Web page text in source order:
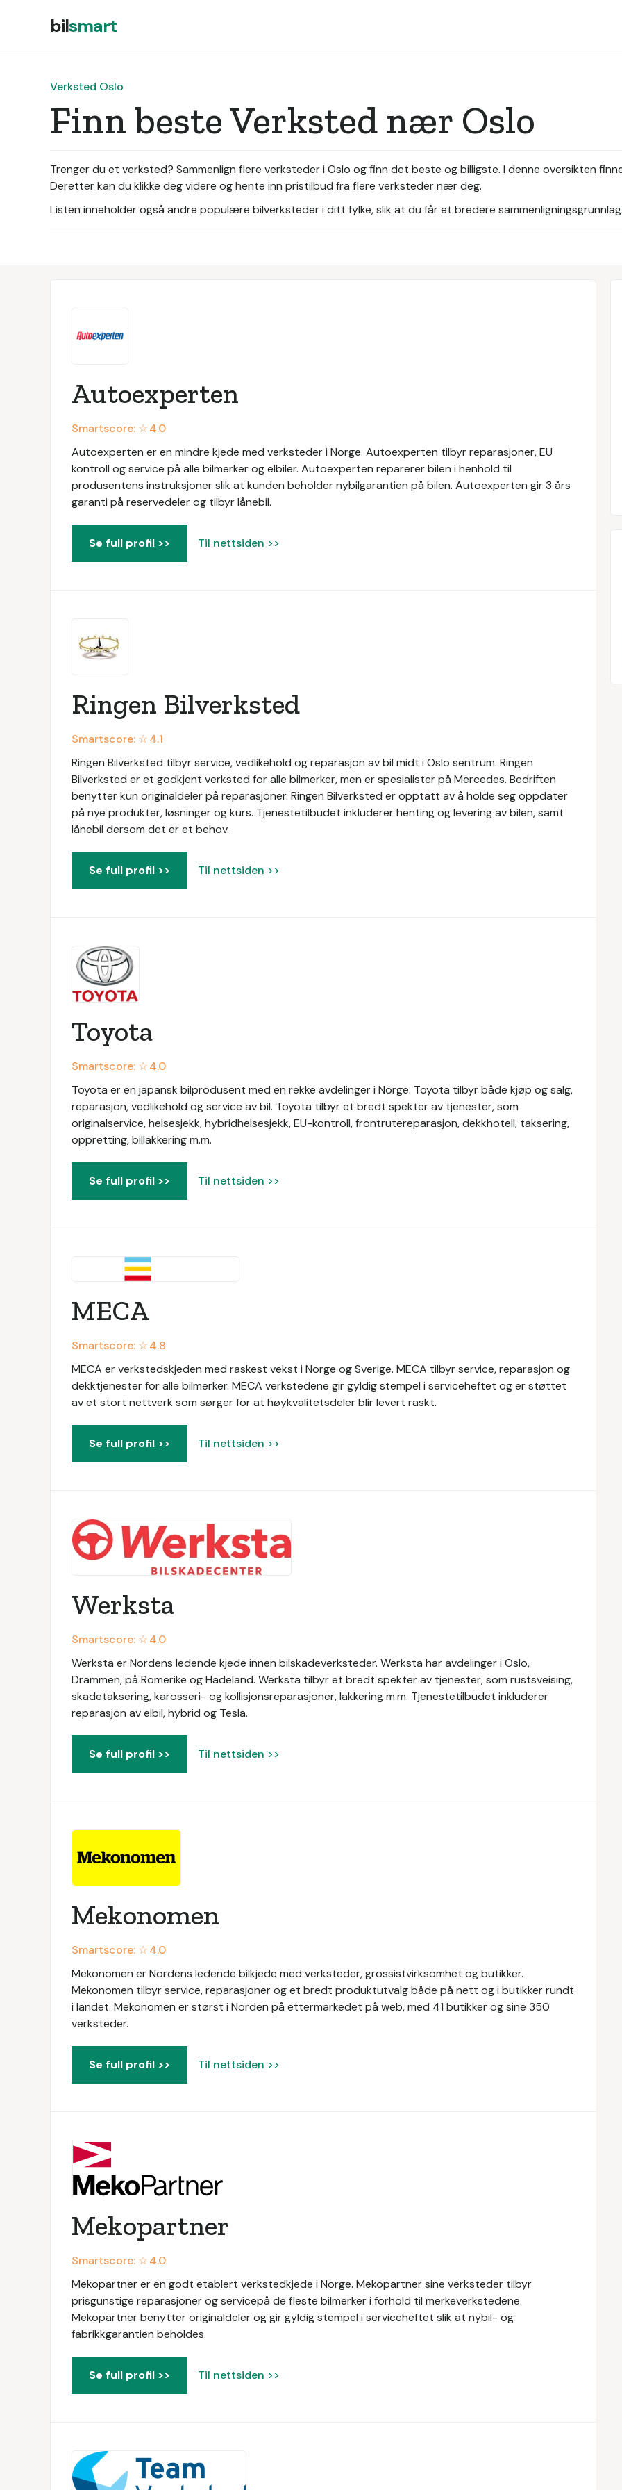
bilsmart
Verksted Oslo
Finn beste Verksted nær Oslo
Trenger du et verksted? Sammenlign flere verksteder i Oslo og finn det beste og billigste. I denne oversikten
Deretter kan du klikke deg videre og hente inn pristilbud fra flere verksteder nær deg.
Listen inneholder også andre populære bilverksteder i ditt fylke, slik at du får et bredere sammenligningsgrunnlag.
Autoexperten
Smartscore: ☆4.0
Autoexperten er en mindre kjede med verksteder i Norge. Autoexperten tilbyr reparasjoner, EU
kontroll og service på alle bilmerker og elbiler. Autoexperten reparerer bilen i henhold til
produsentens instruksjoner slik at kunden beholder nybilgarantien på bilen. Autoexperten gir 3 års
garanti på reservedeler og tilbyr lånebil.
Se full profil >> Til nettsiden >>
Ringen Bilverksted
Smartscore: ☆4.1
Ringen Bilverksted tilbyr service, vedlikehold og reparasjon av bil midt i Oslo sentrum. Ringen
Bilverksted er et godkjent verksted for alle bilmerker, men er spesialister på Mercedes. Bedriften
benytter kun originaldeler på reparasjoner. Ringen Bilverksted er opptatt av å holde seg oppdater
på nye produkter, løsninger og kurs. Tjenestetilbudet inkluderer henting og levering av bilen, samt
lånebil dersom det er et behov.
Se full profil >> Til nettsiden >>
Toyota
Smartscore: ☆4.0
Toyota er en japansk bilprodusent med en rekke avdelinger i Norge. Toyota tilbyr både kjøp og salg,
reparasjon, vedlikehold og service av bil. Toyota tilbyr et bredt spekter av tjenester, som
originalservice, helsesjekk, hybridhelsesjekk, EU-kontroll, frontrutereparasjon, dekkhotell, taksering,
oppretting, billakkering m.m.
Se full profil >> Til nettsiden >>
MECA
Smartscore: ☆4.8
MECA er verkstedskjeden med raskest vekst i Norge og Sverige. MECA tilbyr service, reparasjon og
dekktjenester for alle bilmerker. MECA verkstedene gir gyldig stempel i serviceheftet og er støttet
av et stort nettverk som sørger for at høykvalitetsdeler blir levert raskt.
Se full profil >> Til nettsiden >>
Werksta
Smartscore: ☆4.0
Werksta er Nordens ledende kjede innen bilskadeverksteder. Werksta har avdelinger i Oslo,
Drammen, på Romerike og Hadeland. Werksta tilbyr et bredt spekter av tjenester, som rustsveising,
skadetaksering, karosseri- og kollisjonsreparasjoner, lakkering m.m. Tjenestetilbudet inkluderer
reparasjon av elbil, hybrid og Tesla.
Se full profil >> Til nettsiden >>
Mekonomen
Smartscore: ☆4.0
Mekonomen er Nordens ledende bilkjede med verksteder, grossistvirksomhet og butikker.
Mekonomen tilbyr service, reparasjoner og et bredt produktutvalg både på nett og i butikker rundt
i landet. Mekonomen er størst i Norden på ettermarkedet på web, med 41 butikker og sine 350
verksteder.
Se full profil >> Til nettsiden >>
Mekopartner
Smartscore: ☆4.0
Mekopartner er en godt etablert verkstedkjede i Norge. Mekopartner sine verksteder tilbyr
prisgunstige reparasjoner og servicepå de fleste bilmerker i forhold til merkeverkstedene.
Mekopartner benytter originaldeler og gir gyldig stempel i serviceheftet slik at nybil- og
fabrikkgarantien beholdes.
Se full profil >> Til nettsiden >>